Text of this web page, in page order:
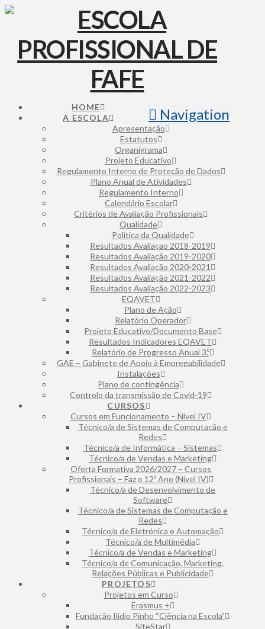
Navigation
HOME
A ESCOLA
Apresentação
Estatutos
Organigrama
Projeto Educativo
Regulamento Interno de Proteção de Dados
Plano Anual de Atividades
Regulamento Interno
Calendário Escolar
Critérios de Avaliação Profissionais
Qualidade
Política da Qualidade
Resultados Avaliaçao 2018-2019
Resultados Avaliação 2019-2020
Resultados Avaliação 2020-2021
Resultados Avaliação 2021-2022
Resultados Avaliação 2022-2023
EQAVET
Plano de Ação
Relatório Operador
Projeto Educativo/Documento Base
Resultados Indicadores EQAVET
Relatório de Progresso Anual 3.º
GAE – Gabinete de Apoio à Empregabilidade
Instalações
Plano de contingência
Controlo da transmissão de Covid-19
CURSOS
Cursos em Funcionamento – Nível IV
Técnico/a de Sistemas de Computação e
Redes
Técnico/a de Informática – Sistemas
Técnico/a de Vendas e Marketing
Oferta Formativa 2026/2027 – Cursos
Profissionais – Faz o 12º Ano (Nível IV)
Técnico/a de Desenvolvimento de
Software
Técnico/a de Sistemas de Computação e
Redes
Técnico/a de Eletrónica e Automação
⁠Técnico/a de Multimédia
Técnico/a de Vendas e Marketing
Técnico/a de Comunicação, Marketing,
Relações Públicas e Publicidade
PROJETOS
Projetos em Curso
Erasmus +
Fundação Ilídio Pinho “Ciência na Escola”
SiteStar